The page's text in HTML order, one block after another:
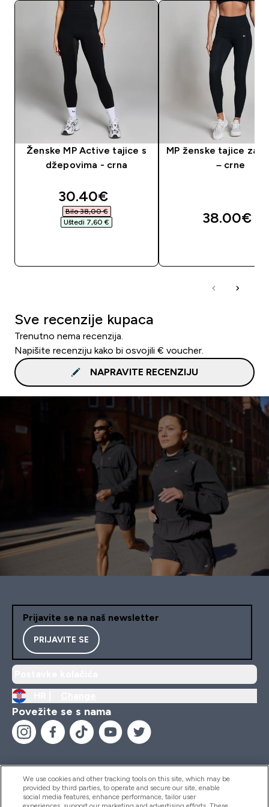
Ženske MP Active tajice s
džepovima - crna
discounted price
30.40€‎
Bilo 38,00 €‎
Uštedi 7,60 €‎
MP ženske tajice za
– crne
38.00€‎
Sve recenzije kupaca
Trenutno nema recenzija.
Napišite recenziju kako bi osvojili € voucher.
NAPRAVITE RECENZIJU
Prijavite se na naš newsletter
PRIJAVITE SE
Povežite se s nama
Pomoć I Informacije
We use cookies and other tracking tools on this site, which may be
provided by third parties, to operate and secure our site, enable
social media features, enhance performance, tailor user